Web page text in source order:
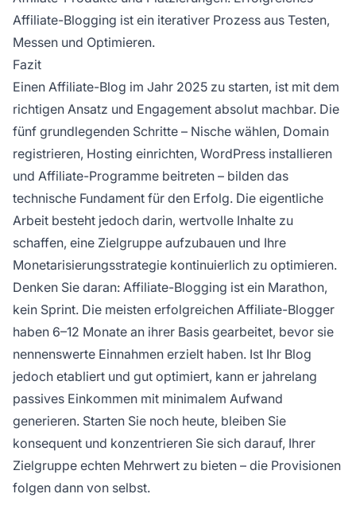
Affiliate-Blogging ist ein iterativer Prozess aus Testen,
Messen und Optimieren.
Fazit
Einen Affiliate-Blog im Jahr 2025 zu starten, ist mit dem
richtigen Ansatz und Engagement absolut machbar. Die
fünf grundlegenden Schritte – Nische wählen, Domain
registrieren, Hosting einrichten, WordPress installieren
und Affiliate-Programme beitreten – bilden das
technische Fundament für den Erfolg. Die eigentliche
Arbeit besteht jedoch darin, wertvolle Inhalte zu
schaffen, eine Zielgruppe aufzubauen und Ihre
Monetarisierungsstrategie kontinuierlich zu optimieren.
Denken Sie daran: Affiliate-Blogging ist ein Marathon,
kein Sprint. Die meisten erfolgreichen Affiliate-Blogger
haben 6–12 Monate an ihrer Basis gearbeitet, bevor sie
nennenswerte Einnahmen erzielt haben. Ist Ihr Blog
jedoch etabliert und gut optimiert, kann er jahrelang
passives Einkommen mit minimalem Aufwand
generieren. Starten Sie noch heute, bleiben Sie
konsequent und konzentrieren Sie sich darauf, Ihrer
Zielgruppe echten Mehrwert zu bieten – die Provisionen
folgen dann von selbst.